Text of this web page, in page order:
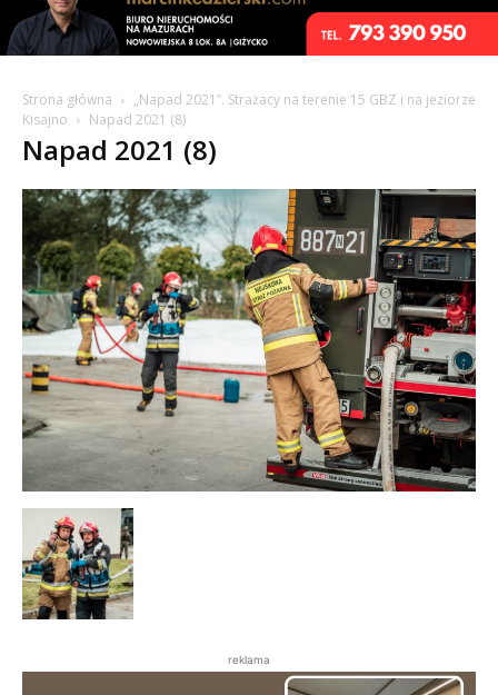
Strona główna
„Napad 2021”. Strażacy na terenie 15 GBZ i na jeziorze
Kisajno
Napad 2021 (8)
Napad 2021 (8)
reklama